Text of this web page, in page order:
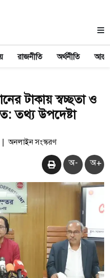
রাজনীতি অর্থনীতি
টাকায় স্বচ্ছতা ও
তথ্য উপদেষ্টা
অনলাইন সংস্করণ
অ- অ+